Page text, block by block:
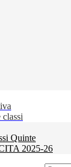
Quinte
2025-26